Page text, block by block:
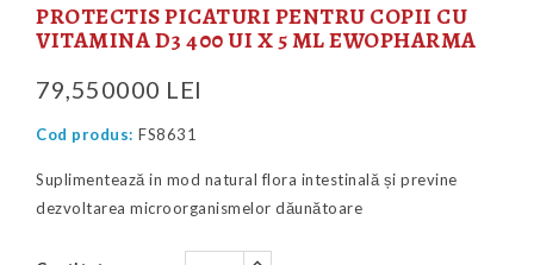
PROTECTIS PICATURI PENTRU COPII CU
VITAMINA D3 400 UI X 5 ML EWOPHARMA
79,550000 LEI
Cod produs: FS8631
Suplimentează in mod natural flora intestinală și previne
dezvoltarea microorganismelor dăunătoare